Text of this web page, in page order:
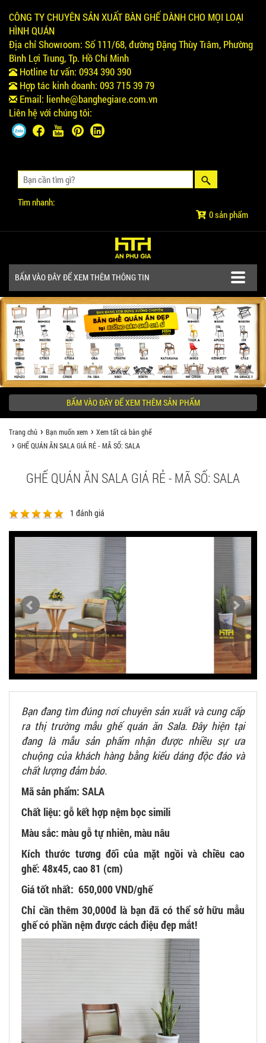
CÔNG TY CHUYÊN SẢN XUẤT BÀN GHẾ DÀNH CHO MỌI LOẠI
HÌNH QUÁN
Địa chỉ Showroom: Số 111/68, đường Đặng Thùy Trâm, Phường
Bình Lợi Trung, Tp. Hồ Chí Minh
Hotline tư vấn: 0934 390 390
Hợp tác kinh doanh: 093 715 39 79
Email: lienhe@banghegiare.com.vn
Liên hệ với chúng tôi:
Tìm nhanh:
0 sản phẩm
BẤM VÀO ĐÂY ĐỂ XEM THÊM THÔNG TIN
SẢN PHẨM
CÔNG TRÌNH
KHÁCH HÀNG NÊN BIẾT
BẤM VÀO ĐÂY ĐỂ XEM THÊM SẢN PHẨM
Trang chủ Bạn muốn xem
Xem tất cả bàn ghế
GHẾ QUÁN ĂN SALA GIÁ RẺ - MÃ SỐ: SALA
GHẾ QUÁN ĂN SALA GIÁ RẺ - MÃ SỐ: SALA
1 đánh giá
Bạn đang tìm đúng nơi chuyên sản xuất và cung cấp
ra thị trường mẫu ghế quán ăn Sala. Đây hiện tại
đang là mẫu sản phẩm nhận được nhiều sự ưa
chuộng của khách hàng bằng kiểu dáng độc đáo và
chất lượng đảm bảo.
Mã sản phẩm: SALA
Chất liệu: gỗ kết hợp nệm bọc simili
Màu sắc: màu gỗ tự nhiên, màu nâu
Kích thước tương đối của mặt ngồi và chiều cao
ghế: 48x45, cao 81 (cm)
Giá tốt nhất: 650,000 VND/ghế
Chỉ cần thêm 30,000đ là bạn đã có thể sở hữu mẫu
ghế có phần nệm được cách điệu đẹp mắt!